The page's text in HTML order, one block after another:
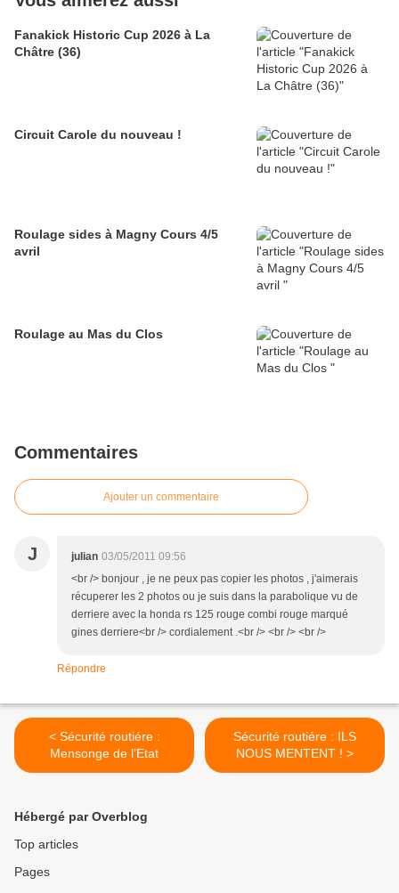
Fanakick Historic Cup 2026 à La
Châtre (36)
Circuit Carole du nouveau !
Roulage sides à Magny Cours 4/5
avril
Roulage au Mas du Clos
Commentaires
Ajouter un commentaire
J julian 03/05/2011 09:56
<br /> bonjour , je ne peux pas copier les photos , j'aimerais
récuperer les 2 photos ou je suis dans la parabolique vu de
derriere avec la honda rs 125 rouge combi rouge marqué
gines derriere<br /> cordialement .<br /> <br /> <br />
Répondre
< Sécurité routiére :
Mensonge de l’Etat
Sécurité routiére : ILS
NOUS MENTENT ! >
Hébergé par Overblog
Top articles
Pages